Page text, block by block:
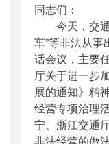
同志们：
今天，交通
车”等非法从
话会议，主要
厅关于进一步
展的通知》精
经营专项治理
宁、浙江交通
非法经营的做